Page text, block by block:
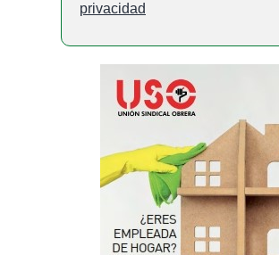
privacidad